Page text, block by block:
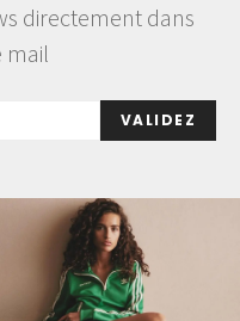
directement dans
mail
VALIDEZ